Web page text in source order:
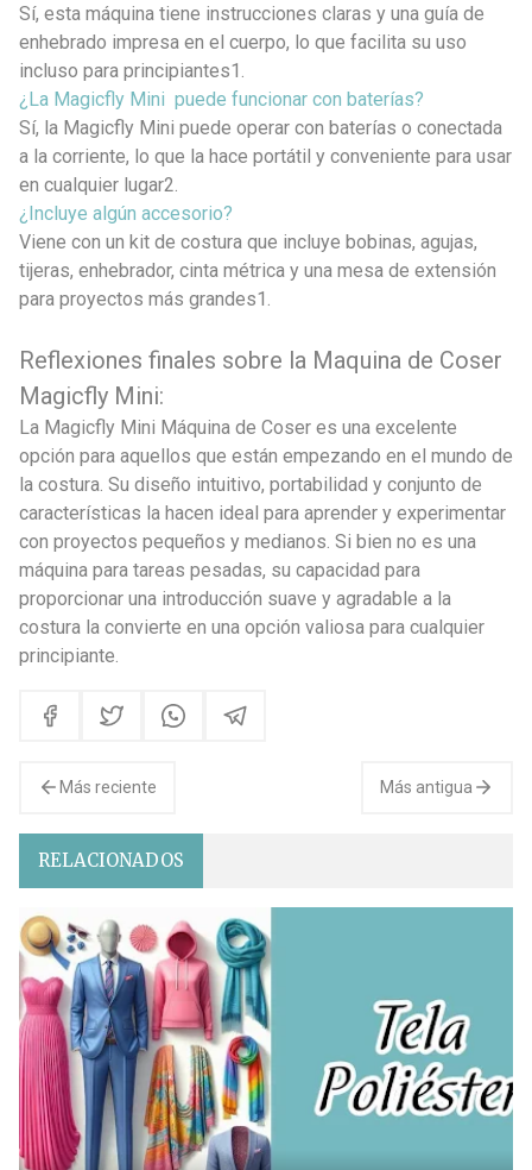
Sí, esta máquina tiene instrucciones claras y una guía de
enhebrado impresa en el cuerpo, lo que facilita su uso
incluso para principiantes1.
¿ La Magicfly Mini puede funcionar con baterías?
Sí, la Magicfly Mini puede operar con baterías o conectada
a la corriente, lo que la hace portátil y conveniente para usar
en cualquier lugar2.
¿Incluye algún accesorio?
Viene con un kit de costura que incluye bobinas, agujas,
tijeras, enhebrador, cinta métrica y una mesa de extensión
para proyectos más grandes1.
Reflexiones finales sobre la Maquina de Coser
Magicfly Mini:
La Magicfly Mini Máquina de Coser es una excelente
opción para aquellos que están empezando en el mundo de
la costura. Su diseño intuitivo, portabilidad y conjunto de
características la hacen ideal para aprender y experimentar
con proyectos pequeños y medianos. Si bien no es una
máquina para tareas pesadas, su capacidad para
proporcionar una introducción suave y agradable a la
costura la convierte en una opción valiosa para cualquier
principiante.
Más reciente Más antigua
RELACIONADOS